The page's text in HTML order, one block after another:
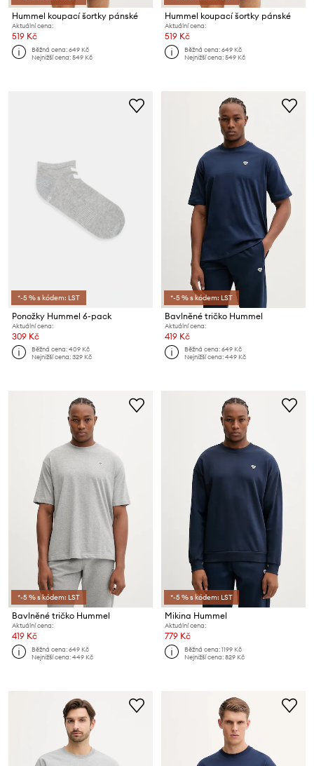
Hummel koupací šortky pánské
Aktuální cena:
519 Kč
Běžná cena:649 Kč
Nejnižší cena:549 Kč
Hummel koupací šortky pánské
Aktuální cena:
519 Kč
Běžná cena:649 Kč
Nejnižší cena:549 Kč
*-5 % s kódem: LST
Ponožky Hummel 6-pack
Aktuální cena:
309 Kč
Běžná cena:409 Kč
Nejnižší cena:329 Kč
*-5 % s kódem: LST
Bavlněné tričko Hummel
Aktuální cena:
419 Kč
Běžná cena:649 Kč
Nejnižší cena:449 Kč
*-5 % s kódem: LST
Bavlněné tričko Hummel
Aktuální cena:
419 Kč
Běžná cena:649 Kč
Nejnižší cena:449 Kč
*-5 % s kódem: LST
Mikina Hummel
Aktuální cena:
779 Kč
Běžná cena:1199 Kč
Nejnižší cena:829 Kč